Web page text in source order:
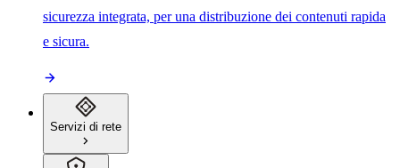
sicurezza integrata, per una distribuzione dei contenuti rapida
e sicura.
Servizi di rete